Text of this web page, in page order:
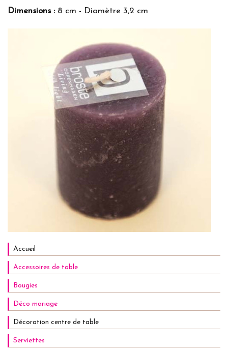
Dimensions :8 cm - Diamètre 3,2 cm
Accueil
Accessoires de table
Bougies
Déco mariage
Décoration centre de table
Serviettes